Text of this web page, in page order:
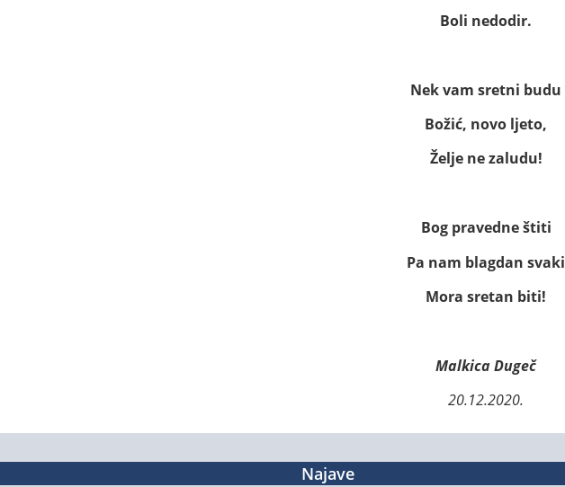
Boli nedodir.
Nek vam sretni budu
Božić, novo ljeto,
Želje ne zaludu!
Bog pravedne štiti
Pa nam blagdan svaki
Mora sretan biti!
Malkica Dugeč
20.12.2020.
Najave